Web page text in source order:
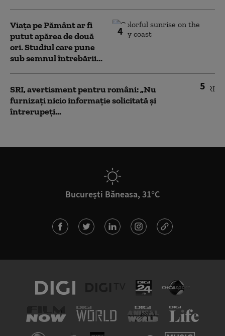
4
Viața pe Pământ ar fi
putut apărea de două
ori. Studiul care pune
sub semnul întrebării...
5
SRI, avertisment pentru români: „Nu
furnizați nicio informație solicitată și
întrerupeți...
București Băneasa, 31°C